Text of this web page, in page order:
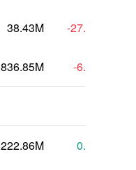
38.43M -27.47
836.85M -6.21
222.86M 0.33